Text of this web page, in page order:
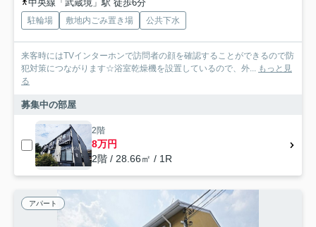
中央線「武蔵境」駅 徒歩6分
駐輪場 敷地内ごみ置き場 公共下水
来客時にはTVインターホンで訪問者の顔を確認することができるので防
犯対策につながります☆浴室乾燥機を設置しているので、外... もっと見
る
募集中の部屋
2階
8万円
2階 / 28.66㎡ / 1R
アパート